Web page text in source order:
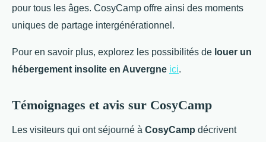
pour tous les âges. CosyCamp offre ainsi des moments
uniques de partage intergénérationnel.
Pour en savoir plus, explorez les possibilités de louer un
hébergement insolite en Auvergne ici.
Témoignages et avis sur CosyCamp
Les visiteurs qui ont séjourné à CosyCamp décrivent